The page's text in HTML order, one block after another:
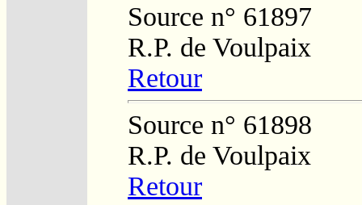
Source n° 61897
R.P. de Voulpaix
Retour
Source n° 61898
R.P. de Voulpaix
Retour